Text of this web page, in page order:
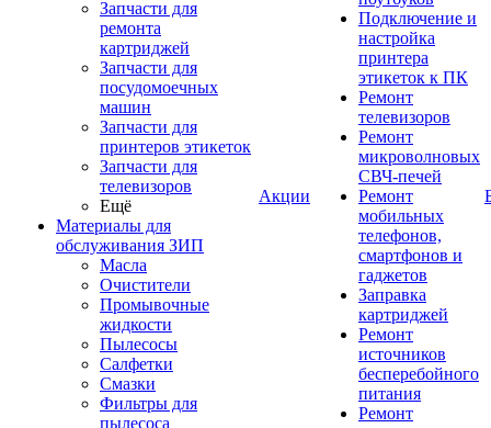
Запчасти для
ремонта
картриджей
Запчасти для
посудомоечных
машин
Запчасти для
принтеров этикеток
Запчасти для
телевизоров
Ещё
Материалы для
обслуживания ЗИП
Масла
Очистители
Промывочные
жидкости
Пылесосы
Салфетки
Смазки
Фильтры для
пылесоса
Акции
Подключение и
настройка
принтера
этикеток к ПК
Ремонт
телевизоров
Ремонт
микроволновых
СВЧ-печей
Ремонт
мобильных
телефонов,
смартфонов и
гаджетов
Заправка
картриджей
Ремонт
источников
бесперебойного
питания
Ремонт